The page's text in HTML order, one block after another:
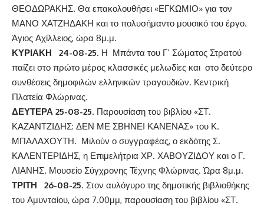
ΘΕΟΔΩΡΑΚΗΣ. Θα επακολουθήσει «ΕΓΚΩΜΙΟ» για τον
ΜΑΝΟ ΧΑΤΖΗΔΑΚΗ και το πολυσήμαντο μουσικό του έργο.
Άγιος Αχίλλειος, ώρα 8μ.μ.
ΚΥΡΙΑΚΗ 24-08-25. Η Μπάντα του Γ’ Σώματος Στρατού
παίζει στο πρώτο μέρος κλασσικές μελωδίες και στο δεύτερο
συνθέσεις δημοφιλών ελληνικών τραγουδιών. Κεντρική
Πλατεία Φλώρινας.
ΔΕΥΤΕΡΑ 25-08-25. Παρουσίαση του βιβλίου «ΣΤ.
ΚΑΖΑΝΤΖΙΔΗΣ: ΔΕΝ ΜΕ ΣΒΗΝΕΙ ΚΑΝΕΝΑΣ» του Κ.
ΜΠΑΛΑΧΟΥΤΗ. Μιλούν ο συγγραφέας, ο εκδότης Σ.
ΚΑΛΕΝΤΕΡΙΔΗΣ, η Επιμελήτρια ΧΡ. ΧΑΒΟΥΖΙΔΟΥ και ο Γ.
ΛΙΑΝΗΣ. Μουσείο Σύγχρονης Τέχνης Φλώρινας. Ώρα 8μ.μ.
ΤΡΙΤΗ 26-08-25. Στον αυλόγυρο της δημοτικής βιβλιοθήκης
του Αμυνταίου, ώρα 7.00μμ, παρουσίαση του βιβλίου «ΣΤ.